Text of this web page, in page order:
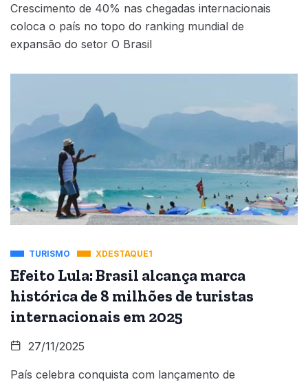
Crescimento de 40% nas chegadas internacionais
coloca o país no topo do ranking mundial de
expansão do setor O Brasil
TURISMO XDESTAQUE1
Efeito Lula: Brasil alcança marca
histórica de 8 milhões de turistas
internacionais em 2025
27/11/2025
País celebra conquista com lançamento de